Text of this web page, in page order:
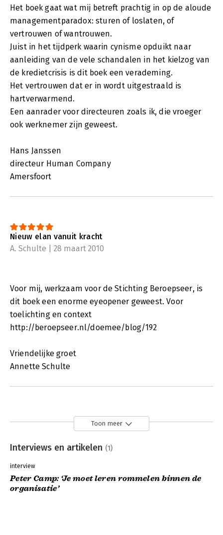
Het boek gaat wat mij betreft prachtig in op de aloude
managementparadox: sturen of loslaten, of
vertrouwen of wantrouwen.
Juist in het tijdperk waarin cynisme opduikt naar
aanleiding van de vele schandalen in het kielzog van
de kredietcrisis is dit boek een verademing.
Het vertrouwen dat er in wordt uitgestraald is
hartverwarmend.
Een aanrader voor directeuren zoals ik, die vroeger
ook werknemer zijn geweest.
Hans Janssen
directeur Human Company
Amersfoort
Nieuw elan vanuit kracht
A. Schulte | 28 maart 2010
Voor mij, werkzaam voor de Stichting Beroepseer, is
dit boek een enorme eyeopener geweest. Voor
toelichting en context
http://beroepseer.nl/doemee/blog/192
Vriendelijke groet
Annette Schulte
Toon meer
Interviews en artikelen (1)
interview
Peter Camp: ‘Je moet leren rommelen binnen de
organisatie’